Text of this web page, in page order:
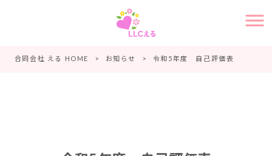
合同会社 える HOME > お知らせ > 令和5年度 自己評価表